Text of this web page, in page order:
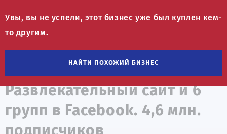
Развлекательный сайт и 6
групп в Facebook. 4,6 млн.
Увы, вы не успели, этот бизнес уже был куплен кем-
то другим.
НАЙТИ ПОХОЖИЙ БИЗНЕС